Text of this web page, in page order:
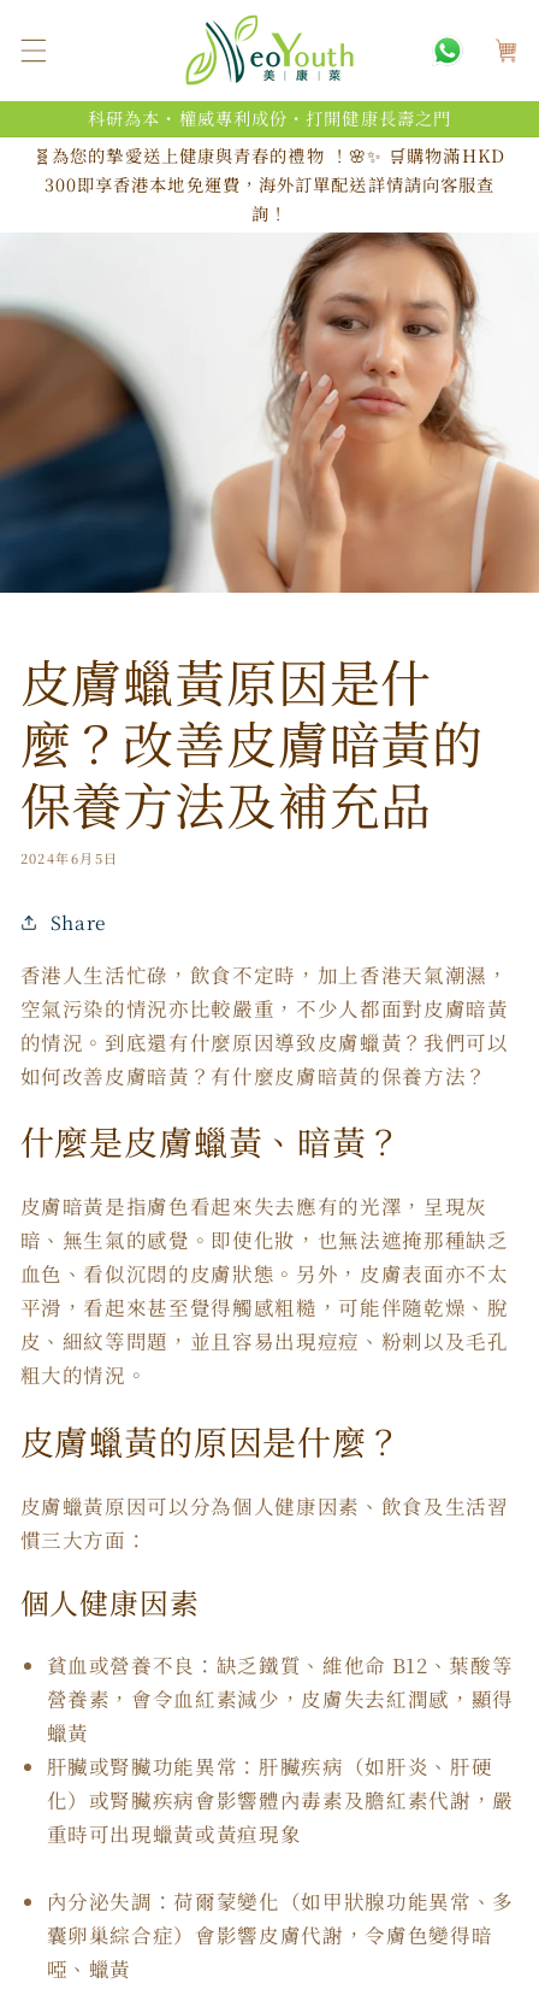
容
物
科研為本・權威專利成份・打開健康長壽之門
🧬為您的摯愛送上健康與青春的禮物 ！🌸✨ 🛒購物滿HKD
300即享香港本地免運費，海外訂單配送詳情請向客服查
詢！
皮膚蠟黃原因是什
麼？改善皮膚暗黃的
保養方法及補充品
2024年6月5日
Share
香港人生活忙碌，飲食不定時，加上香港天氣潮濕，
空氣污染的情況亦比較嚴重，不少人都面對皮膚暗黃
的情況。到底還有什麼原因導致皮膚蠟黃？我們可以
如何改善皮膚暗黃？有什麼皮膚暗黃的保養方法？
什麼是皮膚蠟黃、暗黃？
皮膚暗黃是指膚色看起來失去應有的光澤，呈現灰
暗、無生氣的感覺。即使化妝，也無法遮掩那種缺乏
血色、看似沉悶的皮膚狀態。另外，皮膚表面亦不太
平滑，看起來甚至覺得觸感粗糙，可能伴隨乾燥、脫
皮、細紋等問題，並且容易出現痘痘、粉刺以及毛孔
粗大的情況。
皮膚蠟黃的原因是什麼？
皮膚蠟黃原因可以分為個人健康因素、飲食及生活習
慣三大方面：
個人健康因素
貧血或營養不良：缺乏鐵質、維他命 B12、葉酸等
營養素，會令血紅素減少，皮膚失去紅潤感，顯得
蠟黃
肝臟或腎臟功能異常：肝臟疾病（如肝炎、肝硬
化）或腎臟疾病會影響體內毒素及膽紅素代謝，嚴
重時可出現蠟黃或黃疸現象
內分泌失調：荷爾蒙變化（如甲狀腺功能異常、多
囊卵巢綜合症）會影響皮膚代謝，令膚色變得暗
啞、蠟黃